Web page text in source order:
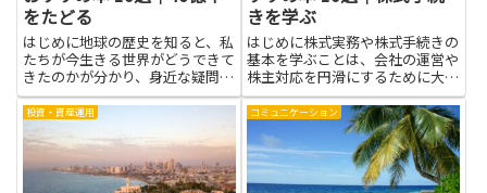
をたどる
はじめに地球の歴史を知ると、私
たちが今生きる世界がどうできて
きたのかが分かり、身近な疑問に
も答えを見つけやすくなります。
46億年をたどる旅は、自然のし
くみや地球の変化に興味を持つ第
一歩です。読む人の想像力を広
げ、授業や自由研究で役立つヒン
きを学ぶ
はじめに株式実務や株式手続きの
基本を学ぶことは、会社の運営や
株主対応を円滑にするために大き
な助けになります。この記事で取
り上げる書籍群は、制度の理解か
ら実務の流れ、書類作成や注意点
まで、現場で役立つ知識をわかり
やすく伝えることを重視してい
ま...
投資・資産運用 コミュニケーション